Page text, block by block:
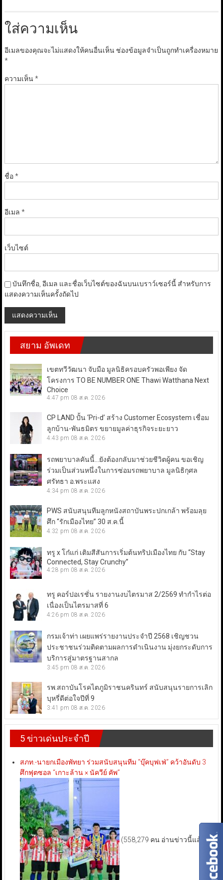
ใส่ความเห็น
อีเมลของคุณจะไม่แสดงให้คนอื่นเห็น ช่องข้อมูลจำเป็นถูกทำเครื่องหมาย
*
ความเห็น*
ชื่อ*
อีเมล *
เว็บไซต์
บันทึกชื่อ, อีเมล และชื่อเว็บไซต์ของฉันบนเบราว์เซอร์นี้ สำหรับการ
แสดงความเห็นครั้งถัดไป
สยาม อัพเดท
เขตทวีวัฒนา จับมือ มูลนิธิครอบครัวพอเพียง จัด
โครงการ TO BE NUMBER ONE Thawi Watthana Next
Choice
4:47 pm 08 ส.ค. 2026
CP LAND ปั้น ‘Pri-d’ สร้าง Customer Ecosystem เชื่อม
ลูกบ้าน-พันธมิตร ขยายมูลค่าธุรกิจระยะยาว
4:43 pm 08 ส.ค. 2026
รถพยาบาลคันนี้…ยังต้องกลับมาช่วยชีวิตผู้คน ขอเชิญ
ร่วมเป็นส่วนหนึ่งในการซ่อมรถพยาบาล มูลนิธิกุศล
ศรัทธา อ.พระแสง
4:34 pm 08 ส.ค. 2026
PWS สนับสนุนทีมลูกหนังสถาบันพระปกเกล้า พร้อมลุย
ศึก “รักเมืองไทย” 30 ส.ค.นี้
4:32 pm 08 ส.ค. 2026
ทรู x โก๋แก่ เติมสีสันการเริ่มต้นทริปเมืองไทย กับ “Stay
Connected, Stay Crunchy”
4:28 pm 08 ส.ค. 2026
ทรู คอร์ปอเรชั่น รายงานงบไตรมาส 2/2569 ทำกำไรต่อ
เนื่องเป็นไตรมาสที่ 6
4:26 pm 08 ส.ค. 2026
กรมเจ้าท่า เผยแพร่รายงานประจำปี 2568 เชิญชวน
ประชาชนร่วมติดตามผลการดำเนินงาน มุ่งยกระดับการ
บริการสู่มาตรฐานสากล
3:45 pm 08 ส.ค. 2026
รพ.สถาบันโรคไตภูมิราชนครินทร์ สนับสนุนรายการเลิก
บุหรี่ดีต่อใจปีที่ 9
3:41 pm 08 ส.ค. 2026
5 ข่าวเด่นประจำปี
สภท.-นายกเมืองพัทยา ร่วมสนับสนุนทีม “บุ๊คบุฟเฟ่” คว้าอันดับ 3
ศึกฟุตซอล “เกาะล้าน × นัควีย์ คัพ”
(558,279 คน อ่านข่าวนี้แล้ว)